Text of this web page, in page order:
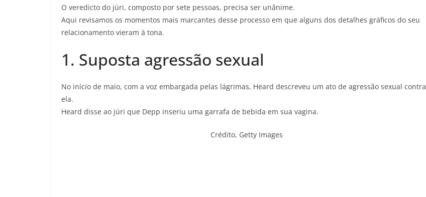
O veredicto do júri, composto por sete pessoas, precisa ser unânime.
Aqui revisamos os momentos mais marcantes desse processo em que alguns dos detalhes gráficos do seu
relacionamento vieram à tona.
1. Suposta agressão sexual
No início de maio, com a voz embargada pelas lágrimas, Heard descreveu um ato de agressão sexual contra
ela.
Heard disse ao júri que Depp inseriu uma garrafa de bebida em sua vagina.
Crédito, Getty Images